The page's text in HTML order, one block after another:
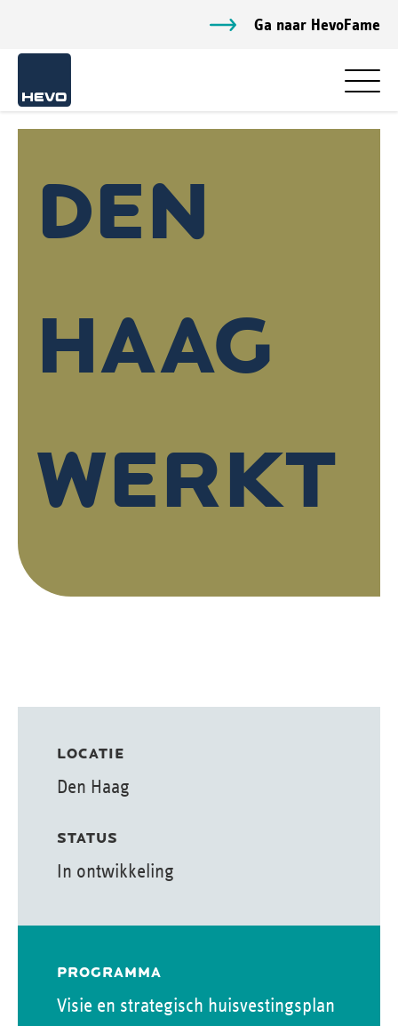
Ga naar HevoFame
DEN
HAAG
WERKT
LOCATIE
Den Haag
STATUS
In ontwikkeling
PROGRAMMA
Visie en strategisch huisvestingsplan